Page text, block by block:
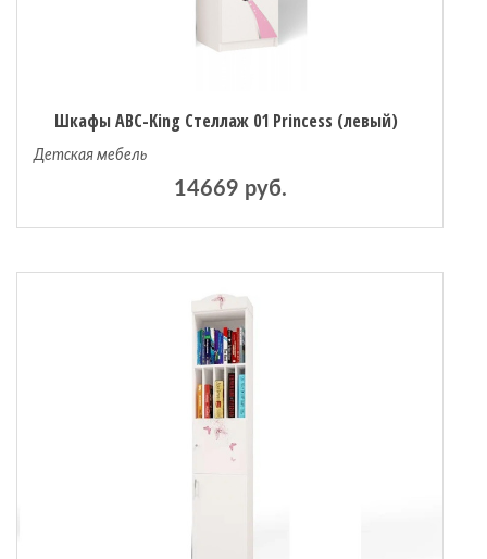
Шкафы ABC-King Стеллаж 01 Princess (левый)
Детская мебель
14669 руб.